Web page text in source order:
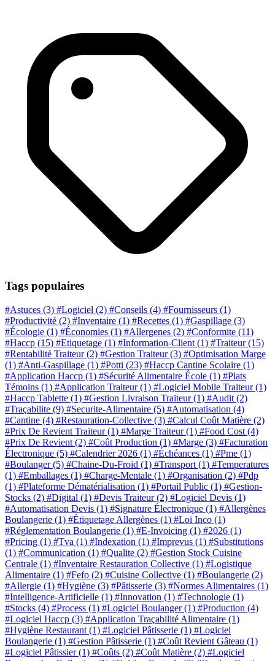
Tags populaires
#Astuces (3) #Logiciel (2) #Conseils (4) #Fournisseurs (1)
#Productivité (2) #Inventaire (1) #Recettes (1) #Gaspillage (3)
#Écologie (1) #Économies (1) #Allergenes (2) #Conformite (11)
#Haccp (15) #Etiquetage (1) #Information-Client (1) #Traiteur(15)
#Rentabilité Traiteur(2) #Gestion Traiteur(3) #Optimisation Marge
(1) #Anti-Gaspillage (1) #Potti (23) #Haccp Cantine Scolaire (1)
#Application Haccp (1) #Sécurité Alimentaire École (1) #Plats
Témoins (1) #Application Traiteur(1) #Logiciel Mobile Traiteur(1)
#Haccp Tablette (1) #Gestion Livraison Traiteur(1) #Audit (2)
#Traçabilite (9) #Securite-Alimentaire (5) #Automatisation (4)
#Cantine (4) #Restauration-Collective (3) #Calcul Coût Matière (2)
#Prix De Revient Traiteur(1) #Marge Traiteur(1) #Food Cost (4)
#Prix De Revient (2) #Coût Production (1) #Marge (3) #Facturation
Électronique (5) #Calendrier 2026 (1) #Échéances (1) #Pme (1)
#Boulanger(5) #Chaine-Du-Froid (1) #Transport (1) #Temperatures
(1) #Emballages (1) #Charge-Mentale (1) #Organisation (2) #Pdp
(1) #Plateforme Dématérialisation (1) #Portail Public (1) #Gestion-
Stocks (2) #Digital (1) #Devis Traiteur(2) #Logiciel Devis (1)
#Automatisation Devis (1) #Signature Électronique (1) #Allergènes
Boulangerie (1) #Étiquetage Allergènes (1) #Loi Inco (1)
#Réglementation Boulangerie (1) #E-Invoicing (1) #2026 (1)
#Pricing (1) #Tva (1) #Indexation (1) #Imprevus (1) #Substitutions
(1) #Communication (1) #Qualite (2) #Gestion Stock Cuisine
Centrale (1) #Inventaire Restauration Collective (1) #Logistique
Alimentaire (1) #Fefo (2) #Cuisine Collective (1) #Boulangerie (2)
#Allergie (1) #Hygiène (3) #Pâtisserie (3) #Normes Alimentaires (1)
#Intelligence-Artificielle (1) #Innovation (1) #Technologie (1)
#Stocks (4) #Process (1) #Logiciel Boulanger(1) #Production (4)
#Logiciel Haccp (3) #Application Traçabilité Alimentaire (1)
#Hygiène Restaurant (1) #Logiciel Pâtisserie (1) #Logiciel
Boulangerie (1) #Gestion Pâtisserie (1) #Coût Revient Gâteau (1)
#Logiciel Pâtissier(1) #Coûts (2) #Coût Matière (2) #Logiciel